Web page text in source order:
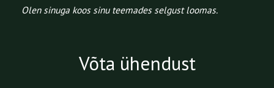
Olen sinuga koos sinu teemades selgust loomas.
Võta ühendust